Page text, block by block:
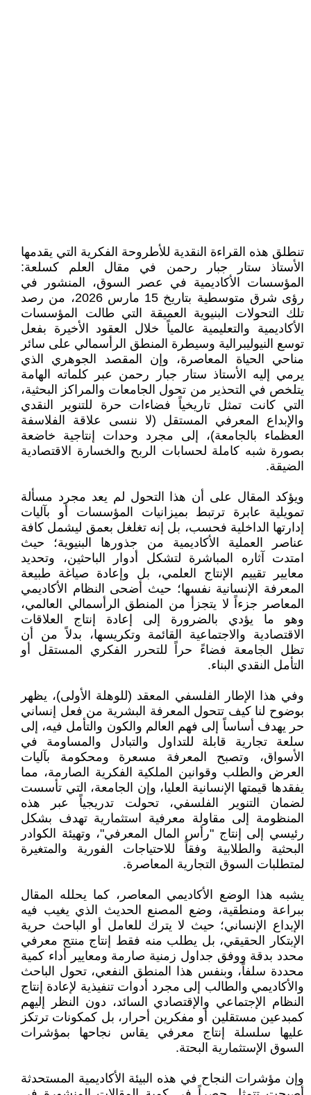
تنطلق هذه القراءة النقدية للأطروحة الفكرية التي يقدمها
الأستاذ ستار جبار رحمن في مقال العلم كسلعة:
المؤسسات الأكاديمية في عصر السوق، المنشور في
رؤى شرق متوسطية بتاريخ 15 مارس 2026، من رصد
تلك التحولات البنيوية العميقة التي طالت المؤسسات
الأكاديمية والتعليمية عالمياً خلال العقود الأخيرة بفعل
توسع النيوليبرالية وسيطرة المنطق الرأسمالي على سائر
مناحي الحياة المعاصرة، وإن المقصد الجوهري الذي
يرمي إليه الأستاذ ستار جبار رحمن عبر كلماته الهامة
يتلخص في التحذير من تحول الجامعات والمراكز البحثية،
التي كانت تمثل تاريخياً فضاءات حرة للتنوير النقدي
والإبداع المعرفي المستقل (لا ننسى علاقة الفلاسفة
العظماء بالجامعة)، إلى مجرد وحدات إنتاجية خاضعة
بصورة شبه كاملة لحسابات الربح والخسارة الاقتصادية
الضيقة.
ويؤكد المقال على أن هذا التحول لم يعد مجرد مسألة
تمويلية عابرة ترتبط بميزانيات المؤسسات أو بآليات
إدارتها الداخلية فحسب، بل إنه تغلغل بعمق ليشمل كافة
عناصر العملية الأكاديمية من جذورها البنيوية؛ حيث
امتدت آثاره المباشرة لتشكل أدوار الباحثين، وتحديد
معايير تقييم الإنتاج العلمي، بل وإعادة صياغة طبيعة
المعرفة الإنسانية نفسها؛ حيث أضحى النظام الأكاديمي
المعاصر جزءاً لا يتجزأ من المنطق الرأسمالي العالمي،
وهو ما يؤدي بالضرورة إلى إعادة إنتاج العلاقات
الاقتصادية والاجتماعية القائمة وتكريسها، بدلاً من أن
تظل الجامعة فضاءً حراً للتحرر الفكري المستقل أو
التأمل النقدي البناء.
وفي هذا الإطار الفلسفي المعقد (للوهلة الأولى)، يظهر
بوضوح لنا كيف تتحول المعرفة البشرية من فعل إنساني
حر يهدف أساساً إلى فهم العالم والكون والتأمل فيه، إلى
سلعة تجارية قابلة للتداول والتبادل والمساومة في
الأسواق، وتصبح المعرفة مسعرة ومحكومة بآليات
العرض والطلب وقوانين الملكية الفكرية الصارمة، مما
يفقدها قيمتها الإنسانية العليا، وإن الجامعة، التي تأسست
لضمان التنوير الفلسفي، تحولت تدريجياً عبر هذه
المنظومة إلى مقاولة معرفية استثمارية تهدف بشكل
رئيسي إلى إنتاج "رأس المال المعرفي"، وتهيئة الكوادر
البحثية والطلابية وفقاً للاحتياجات الفورية والمتغيرة
لمتطلبات السوق التجارية المعاصرة.
يشبه هذا الوضع الأكاديمي المعاصر، كما يحلله المقال
ببراعة ومنطقية، وضع المصنع الحديث الذي يغيب فيه
الإبداع الإنساني؛ حيث لا يترك للعامل أو الباحث حرية
الإبتكار الحقيقي، بل يطلب منه فقط إنتاج منتج معرفي
محدد بدقة ووفق جداول زمنية صارمة ومعايير أداء كمية
محددة سلفاً، وبنفس هذا المنطق النفعي، تحول الباحث
والأكاديمي والطالب إلى مجرد أدوات تنفيذية لإعادة إنتاج
النظام الإجتماعي والإقتصادي السائد، دون النظر إليهم
كمبدعين مستقلين أو مفكرين أحرار، بل كمكونات ترتكز
عليها سلسلة إنتاج معرفي يقاس نجاحها بمؤشرات
السوق الإستثمارية البحتة.
وإن مؤشرات النجاح في هذه البيئة الأكاديمية المستحدثة